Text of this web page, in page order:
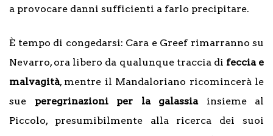
a provocare danni sufficienti a farlo precipitare.
È tempo di congedarsi: Cara e Greef rimarranno su
Nevarro, ora libero da qualunque traccia di feccia e
malvagità, mentre il Mandaloriano ricomincerà le
sue peregrinazioni per la galassiainsieme al
Piccolo, presumibilmente alla ricerca dei suoi